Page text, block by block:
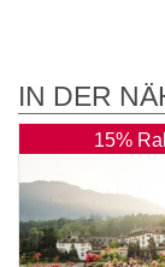
IN DER
15%